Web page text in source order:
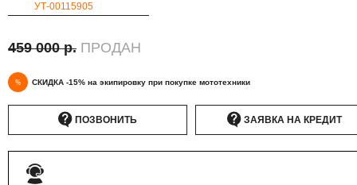
УТ-00115905
459 000 р. ПРОДАН
% СКИДКА -15% на экипировку при покупке мототехники
ПОЗВОНИТЬ ЗАЯВКА НА КРЕДИТ